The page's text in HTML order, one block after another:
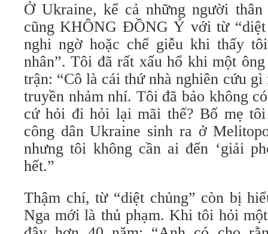
Ở Ukraine, kể cả những người
cũng KHÔNG ĐỒNG Ý với từ “diệt
nghi ngờ hoặc chế giễu khi thấy
nhân”. Tôi đã rất xấu hổ khi một
trận: “Cô là cái thứ nhà nghiên cứu gì
truyền nhảm nhí. Tôi đã bảo không
cứ hỏi đi hỏi lại mãi thế? Bố mẹ
công dân Ukraine sinh ra ở
nhưng tôi không cần ai đến ‘giải
hết.”
Thậm chí, từ “diệt chủng” còn bị
Nga mới là thủ phạm. Khi tôi hỏi